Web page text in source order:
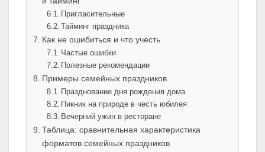
Пригласительные
Тайминг праздника
Как не ошибиться и что учесть
Частые ошибки
Полезные рекомендации
Примеры семейных праздников
Празднование дня рождения дома
Пикник на природе в честь юбилея
Вечерний ужин в ресторане
Таблица: сравнительная характеристика
форматов семейных праздников